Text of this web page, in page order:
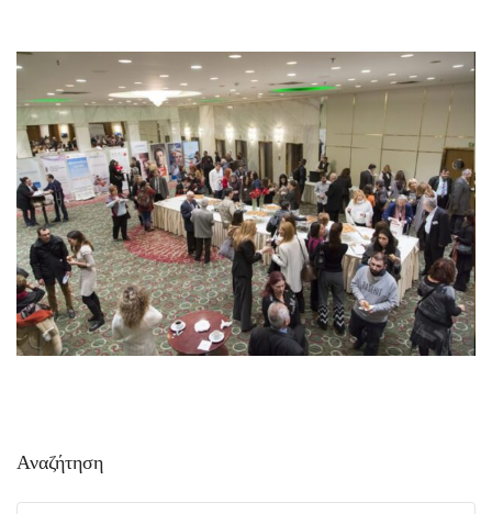
Αναζήτηση